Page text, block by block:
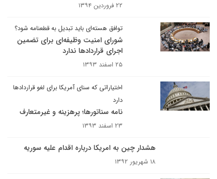
۲۲ فروردین ۱۳۹۴
توافق هسته‌ای باید تبدیل به قطعنامه شود؟
شورای امنیت وظیفه‌ای برای تضمین
اجرای قراردادها ندارد
۲۵ اسفند ۱۳۹۳
اختیاراتی که سنای آمریکا برای لغو قراردادها
دارد
نامه سناتورها؛ پرهزینه‌ و غیرمتعارف
۲۳ اسفند ۱۳۹۳
هشدار چین به امریکا درباره اقدام علیه سوریه
۱۸ شهریور ۱۳۹۲